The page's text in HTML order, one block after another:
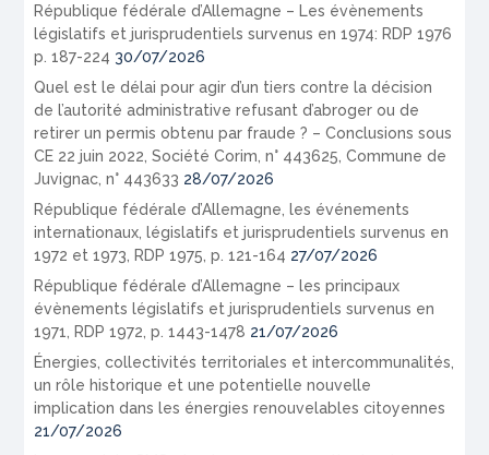
République fédérale d’Allemagne – Les évènements
législatifs et jurisprudentiels survenus en 1974: RDP 1976
p. 187-224 30/07/2026
Quel est le délai pour agir d’un tiers contre la décision
de l’autorité administrative refusant d’abroger ou de
retirer un permis obtenu par fraude ? – Conclusions sous
CE 22 juin 2022, Société Corim, n° 443625, Commune de
Juvignac, n° 443633 28/07/2026
République fédérale d’Allemagne, les événements
internationaux, législatifs et jurisprudentiels survenus en
1972 et 1973, RDP 1975, p. 121-164 27/07/2026
République fédérale d’Allemagne – les principaux
évènements législatifs et jurisprudentiels survenus en
1971, RDP 1972, p. 1443-1478 21/07/2026
Énergies, collectivités territoriales et intercommunalités,
un rôle historique et une potentielle nouvelle
implication dans les énergies renouvelables citoyennes
21/07/2026